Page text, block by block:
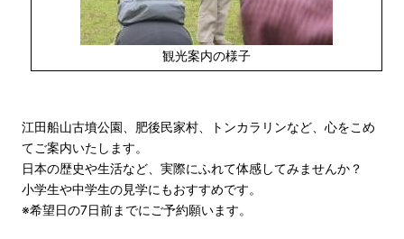
観光案内の様子
江田船山古墳公園、肥後民家村、トンカラリンなど、心をこめ
てご案内いたします。
日本の歴史や生活など、実際にふれて体感してみませんか？
小学生や中学生の見学にもおすすめです。
※希望日の7日前までにご予約願います。